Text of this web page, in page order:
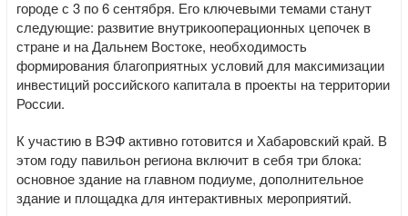
городе с 3 по 6 сентября. Его ключевыми темами станут
следующие: развитие внутрикооперационных цепочек в
стране и на Дальнем Востоке, необходимость
формирования благоприятных условий для максимизации
инвестиций российского капитала в проекты на территории
России.
К участию в ВЭФ активно готовится и Хабаровский край. В
этом году павильон региона включит в себя три блока:
основное здание на главном подиуме, дополнительное
здание и площадка для интерактивных мероприятий.